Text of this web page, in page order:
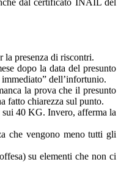
la presenza di riscontri.
dopo la data del presunto
dell’infortunio.
la prova che il presunto
fatto chiarezza sul punto.
sui 40 KG. Invero, afferma la
che vengono meno tutti gli
su elementi che non ci